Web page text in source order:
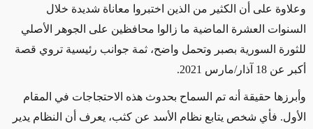
وعلاوة على أن الكثير من الذين اختبروا معاناة شديدة خلال
السنوات العشرة الماضية ما زالوا محافظين على الجوهر الأصلي
للثورة السورية بصبر وتحمل واضح، ثمة جوانب رئيسية تروي قصة
أكبر عن 18 آذار/مارس 2021.
وأبرزها حقيقة أنه تم السماح بحدوث هذه الاحتجاجات في المقام
الأول. فأي شخص يتابع نظام الأسد عن كثب، يعرف أن النظام يدير